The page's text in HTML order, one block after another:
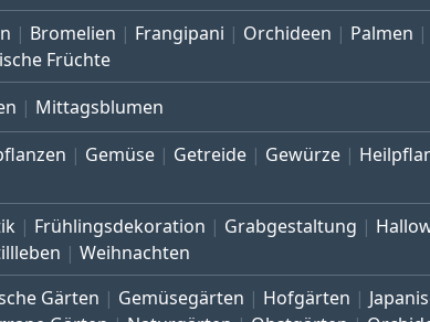
Bromelien Frangipani Orchideen Palmen
Früchte
Mittagsblumen
Gemüse Getreide Gewürze
Frühlingsdekoration Grabgestaltung
Weihnachten
Gärten Gemüsegärten Hofgärten